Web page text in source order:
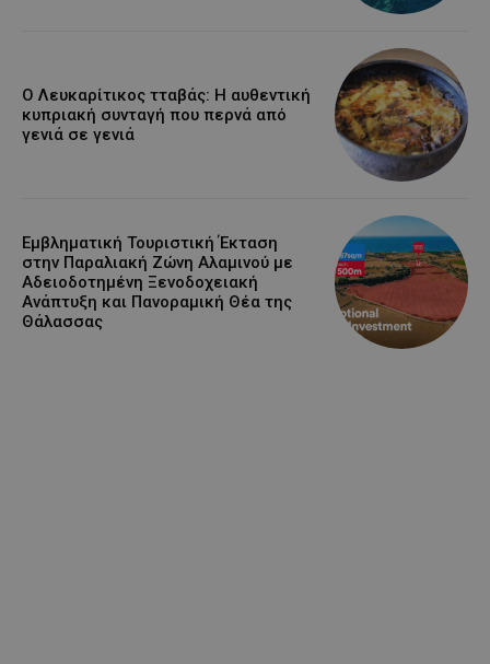
Ο Λευκαρίτικος τταβάς: Η αυθεντική
κυπριακή συνταγή που περνά από
γενιά σε γενιά
Εμβληματική Τουριστική Έκταση
στην Παραλιακή Ζώνη Αλαμινού με
Αδειοδοτημένη Ξενοδοχειακή
Ανάπτυξη και Πανοραμική Θέα της
Θάλασσας